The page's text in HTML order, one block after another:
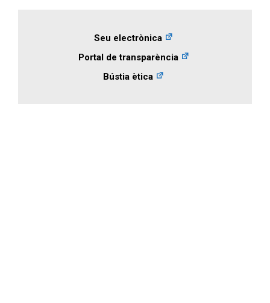
Seu electrònica
Portal de transparència
Bústia ètica